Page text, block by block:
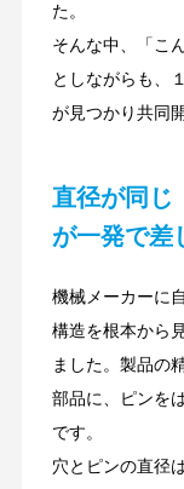
た。
そんな中、「こ
としながらも、
が見つかり共同
直径が同じ
が一発で差
機械メーカーに
構造を根本から
ました。製品の
部品に、ピンを
です。
穴とピンの直径